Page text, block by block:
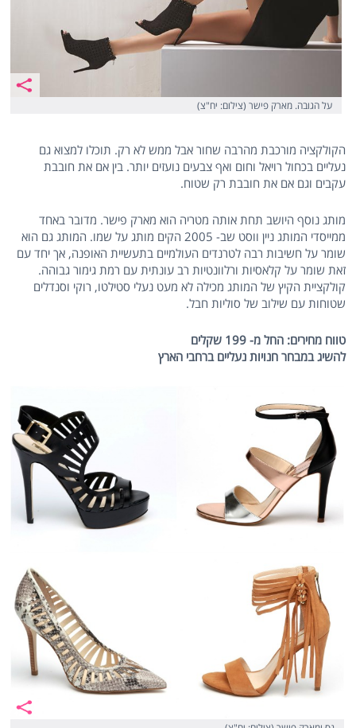
על הגובה. מארק פישר (צילום: יח"צ)
הקולקציה מורכבת מהרבה שחור אבל ממש לא רק. תוכלו למצוא גם
נעליים בכחול רויאל וחום ואף צבעים נועזים יותר. בין אם את חובבת
עקבים וגם אם את חובבת רק שטוח.
מותג נוסף היושב תחת אותה מטריה הוא מארק פישר. מדובר באחד
ממייסדי המותג ניין ווסט שב- 2005 הקים מותג על שמו. המותג גם הוא
שומר על חשיבות רבה לטרנדים העולמיים בתעשיית האופנה, אך יחד עם
זאת שומר על קלאסיות ורלוונטיות רב עונתית עם רמת גימור גבוהה.
קולקציית הקיץ של המותג מכילה לא מעט נעלי סטילטו, רוקי וסנדלים
שטוחות עם שילוב של סוליות חבל.
טווח מחירים: החל מ- 199 שקלים
להשיג במבחר חנויות נעליים ברחבי הארץ